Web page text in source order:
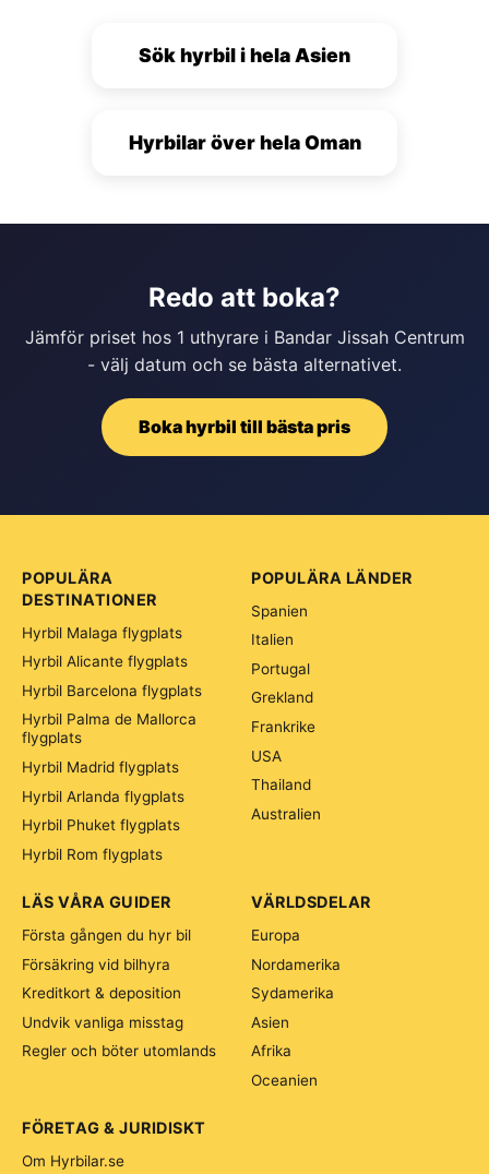
Sök hyrbil i hela Asien
Hyrbilar över hela Oman
Redo att boka?
Jämför priset hos 1 uthyrare i Bandar Jissah Centrum
- välj datum och se bästa alternativet.
Boka hyrbil till bästa pris
POPULÄRA
DESTINATIONER
Hyrbil Malaga flygplats
Hyrbil Alicante flygplats
Hyrbil Barcelona flygplats
Hyrbil Palma de Mallorca
flygplats
Hyrbil Madrid flygplats
Hyrbil Arlanda flygplats
Hyrbil Phuket flygplats
Hyrbil Rom flygplats
POPULÄRA LÄNDER
Spanien
Italien
Portugal
Grekland
Frankrike
USA
Thailand
Australien
VÄRLDSDELAR
Europa
Nordamerika
Sydamerika
Asien
Afrika
Oceanien
LÄS VÅRA GUIDER
Första gången du hyr bil
Försäkring vid bilhyra
Kreditkort & deposition
Undvik vanliga misstag
Regler och böter utomlands
FÖRETAG & JURIDISKT
Om Hyrbilar.se